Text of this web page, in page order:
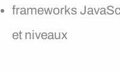
frameworks
et niveaux